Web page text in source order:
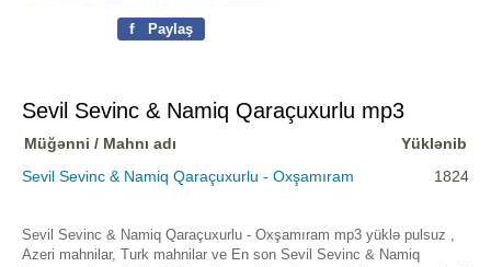
f Paylaş
Sevil Sevinc & Namiq Qaraçuxurlu mp3
Müğənni / Mahnı adı
Yüklənib
Sevil Sevinc & Namiq Qaraçuxurlu - Oxşamıram
1824
Sevil Sevinc & Namiq Qaraçuxurlu - Oxşamıram mp3 yüklə pulsuz ,
Azeri mahnilar, Turk mahnilar ve En son Sevil Sevinc & Namiq